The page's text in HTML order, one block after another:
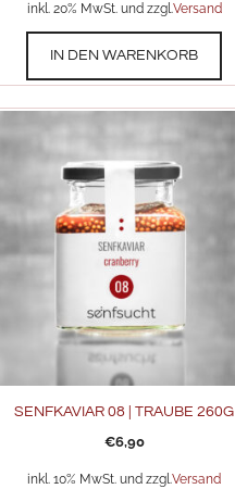
inkl. 20% MwSt. und zzgl.Versand
IN DEN WARENKORB
SENFKAVIAR 08 | TRAUBE 260G
€6,90
inkl. 10% MwSt. und zzgl.Versand